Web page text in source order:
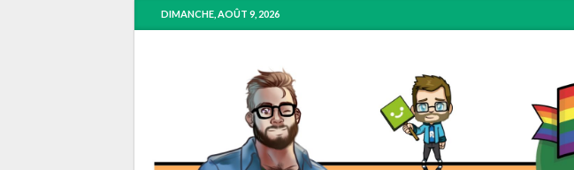
DIMANCHE, AOÛT 9, 2026